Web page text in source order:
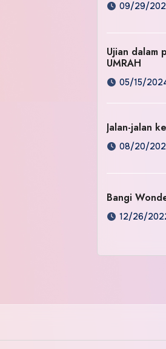
09/29/
Ujian dalam
UMRAH
05/15/
Jalan-jalan
08/20/
Bangi
12/26/